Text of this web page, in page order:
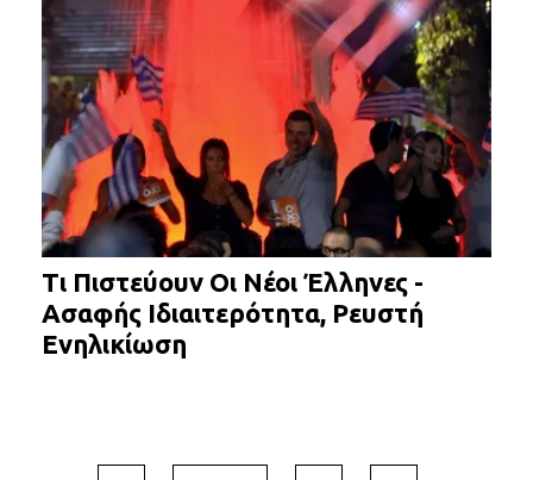
Τι Πιστεύουν Οι Νέοι Έλληνες -
Ασαφής Ιδιαιτερότητα, Ρευστή
Ενηλικίωση